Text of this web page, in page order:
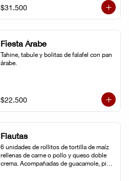
$31.500
Fiesta Árabe
Tahine, tabule y bolitas de falafel con pan
árabe.
$22.500
Flautas
6 unidades de rollitos de tortilla de maíz
rellenas de carne o pollo y queso doble
crema. Acompañadas de guacamole, pico